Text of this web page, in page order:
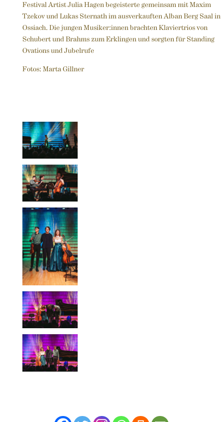
Festival Artist Julia Hagen begeisterte gemeinsam mit Maxim
Tzekov und Lukas Sternath im ausverkauften Alban Berg Saal in
Ossiach. Die jungen Musiker:innen brachten Klaviertrios von
Schubert und Brahms zum Erklingen und sorgten für Standing
Ovations und Jubelrufe
Fotos: Marta Gillner